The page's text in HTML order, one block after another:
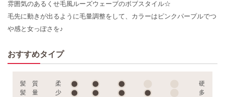
雰囲気のあるくせ毛風ルーズウェーブのボブスタイル☆
毛先に動きが出るように毛量調整をして、カラーはピンクパープルでつ
や感と女っぽさを♪
おすすめタイプ
髪 質 柔
硬
髪 量
少
多